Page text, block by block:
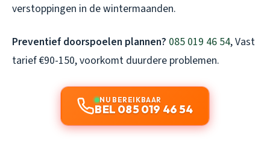
verstoppingen in de wintermaanden.
Preventief doorspoelen plannen? 085 019 46 54, Vast
tarief €90-150, voorkomt duurdere problemen.
NU BEREIKBAAR
BEL 085 019 46 54